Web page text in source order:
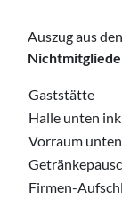
Auszug aus den
Gaststätte
Halle unten
Vorraum unten
Firmen-